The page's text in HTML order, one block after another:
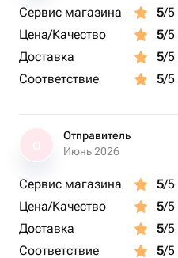
Сервис магазина 5/5
Цена/Качество
5/5
Доставка
5/5
Соответствие
5/5
Отправитель
Июнь 2026
Сервис магазина 5/5
Цена/Качество
5/5
Доставка
5/5
Соответствие
5/5